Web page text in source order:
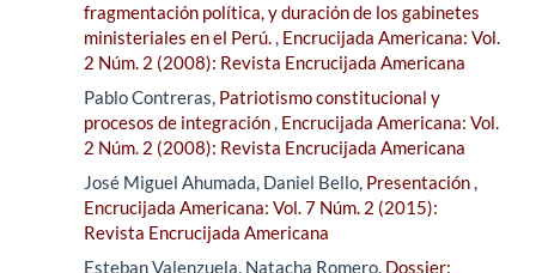
fragmentación política, y duración de los gabinetes
ministeriales en el Perú., Encrucijada Americana: Vol.
2 Núm. 2 (2008): Revista Encrucijada Americana
Pablo Contreras, Patriotismo constitucional y
procesos de integración, Encrucijada Americana: Vol.
2 Núm. 2 (2008): Revista Encrucijada Americana
José Miguel Ahumada, Daniel Bello, Presentación,
Encrucijada Americana: Vol. 7 Núm. 2 (2015):
Revista Encrucijada Americana
Esteban Valenzuela, Natacha Romero, Dossier: